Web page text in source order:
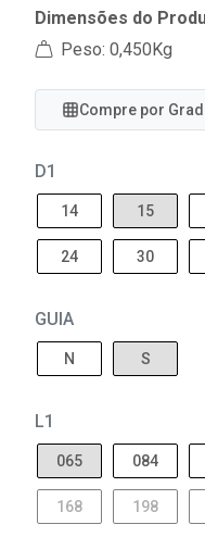
Dimensões do
Peso: 0,450Kg
Compre por
D1
14 15
24 30
GUIA
N S
L1
065 084
168 198